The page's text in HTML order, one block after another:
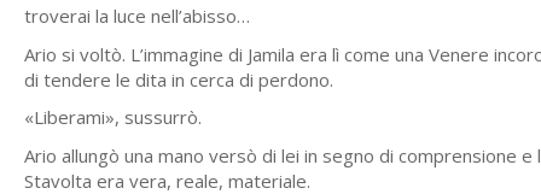
troverai la luce nell’abisso…
Ario si voltò. L’immagine di Jamila era lì come una Venere
di tendere le dita in cerca di perdono.
«Liberami», sussurrò.
Ario allungò una mano versò di lei in segno di comprensione
Stavolta era vera, reale, materiale.